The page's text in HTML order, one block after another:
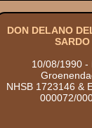
DON DELANO
SARDO
10/08/1990 -
NHSB 1723146 &
000072/